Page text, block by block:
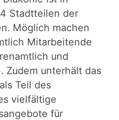
Stadtteilen der
Möglich machen
Mitarbeitende
und
Zudem unterhält das
Teil des
vielfältige
für